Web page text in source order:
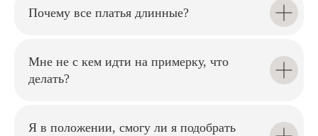
Мы внимательно относимся к
идеальный силуэт и создаём
Почему все платья длинные?
Мне не с кем идти на примерку, что
делать?
Я в положении, смогу ли я подобрать